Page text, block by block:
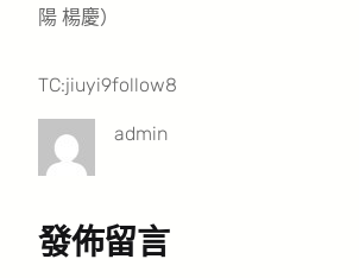
陽 楊慶）
TC:jiuyi9follow8
admin
發佈留言